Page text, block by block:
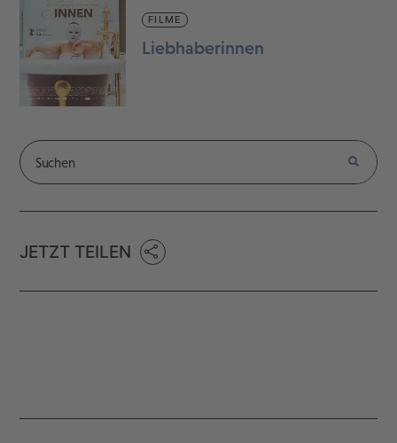
FILME
Liebhaberinnen
JETZT TEILEN